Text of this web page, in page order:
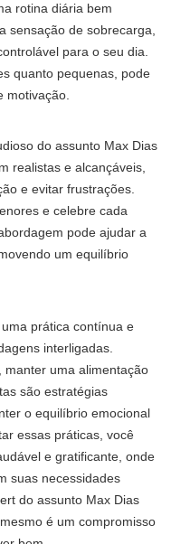
rotina diária bem
sensação de sobrecarga,
para o seu dia.
quanto pequenas, pode
motivação.
do assunto Max Dias
realistas e alcançáveis,
e evitar frustrações.
e celebre cada
pode ajudar a
um equilíbrio
prática contínua e
interligadas.
uma alimentação
são estratégias
o equilíbrio emocional
essas práticas, você
e gratificante, onde
suas necessidades
do assunto Max Dias
é um compromisso